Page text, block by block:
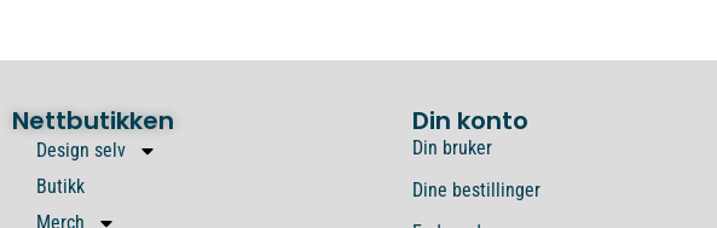
Nettbutikken Din konto
Design selv
Butikk
Merch
Din bruker
Dine bestillinger